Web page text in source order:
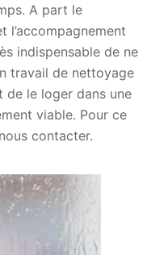
A part le
l’accompagnement
indispensable de ne
travail de nettoyage
de le loger dans une
viable. Pour ce
contacter.